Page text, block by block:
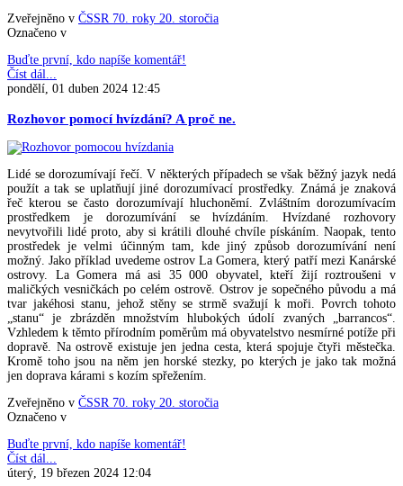
Zveřejněno v ČSSR 70. roky 20. storočia
Označeno v
Buďte první, kdo napíše komentář!
Číst dál...
pondělí, 01 duben 2024 12:45
Rozhovor pomocí hvízdání? A proč ne.
Lidé se dorozumívají řečí. V některých případech se však běžný jazyk nedá
použít a tak se uplatňují jiné dorozumívací prostředky. Známá je znaková
řeč kterou se často dorozumívají hluchoněmí. Zvláštním dorozumívacím
prostředkem je dorozumívání se hvízdáním. Hvízdané rozhovory
nevytvořili lidé proto, aby si krátili dlouhé chvíle pískáním. Naopak, tento
prostředek je velmi účinným tam, kde jiný způsob dorozumívání není
možný. Jako příklad uvedeme ostrov La Gomera, který patří mezi Kanárské
ostrovy. La Gomera má asi 35 000 obyvatel, kteří žijí roztroušeni v
maličkých vesničkách po celém ostrově. Ostrov je sopečného původu a má
tvar jakéhosi stanu, jehož stěny se strmě svažují k moři. Povrch tohoto
„stanu“ je zbrázděn množstvím hlubokých údolí zvaných „barrancos“.
Vzhledem k těmto přírodním poměrům má obyvatelstvo nesmírné potíže při
dopravě. Na ostrově existuje jen jedna cesta, která spojuje čtyři městečka.
Kromě toho jsou na něm jen horské stezky, po kterých je jako tak možná
jen doprava kárami s kozím spřežením.
Zveřejněno v ČSSR 70. roky 20. storočia
Označeno v
Buďte první, kdo napíše komentář!
Číst dál...
úterý, 19 březen 2024 12:04